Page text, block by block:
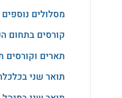
מסלולים
קורסים בתחום
תארים וקורסים
תואר שני